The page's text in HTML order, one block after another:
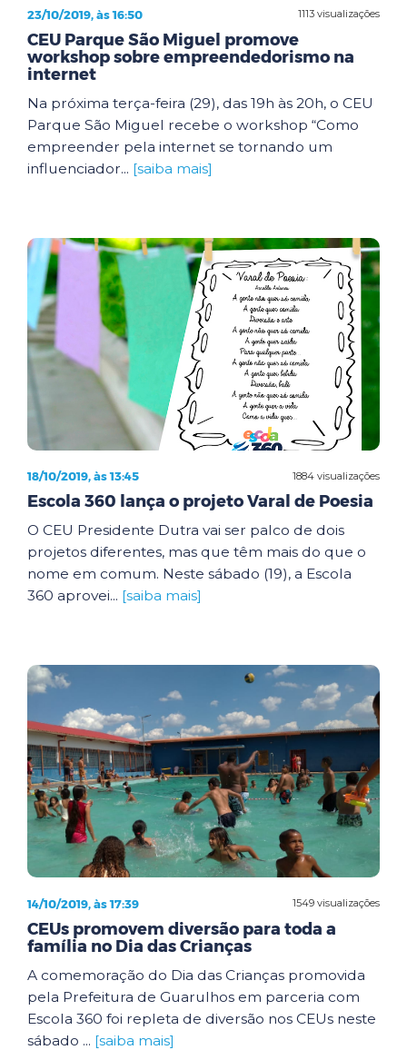
1113 visualizações
23/10/2019, às 16:50
CEU Parque São Miguel promove
workshop sobre empreendedorismo na
internet
Na próxima terça-feira (29), das 19h às 20h, o CEU
Parque São Miguel recebe o workshop “Como
empreender pela internet se tornando um
influenciador... [saiba mais]
1884 visualizações
18/10/2019, às 13:45
Escola 360 lança o projeto Varal de Poesia
O CEU Presidente Dutra vai ser palco de dois
projetos diferentes, mas que têm mais do que o
nome em comum. Neste sábado (19), a Escola
360 aprovei... [saiba mais]
1549 visualizações
14/10/2019, às 17:39
CEUs promovem diversão para toda a
família no Dia das Crianças
A comemoração do Dia das Crianças promovida
pela Prefeitura de Guarulhos em parceria com
Escola 360 foi repleta de diversão nos CEUs neste
sábado ... [saiba mais]